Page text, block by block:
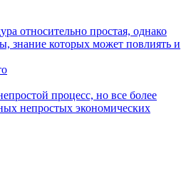
относительно простая, однако
знание которых может повлиять и
процесс, но все более
непростых экономических